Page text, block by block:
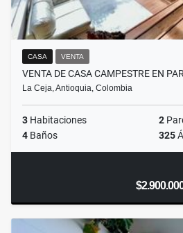
CASA VENTA
VENTA DE CASA CAMPESTRE EN
La Ceja, Antioquia, Colombia
3 Habitaciones 2
4 Baños 325